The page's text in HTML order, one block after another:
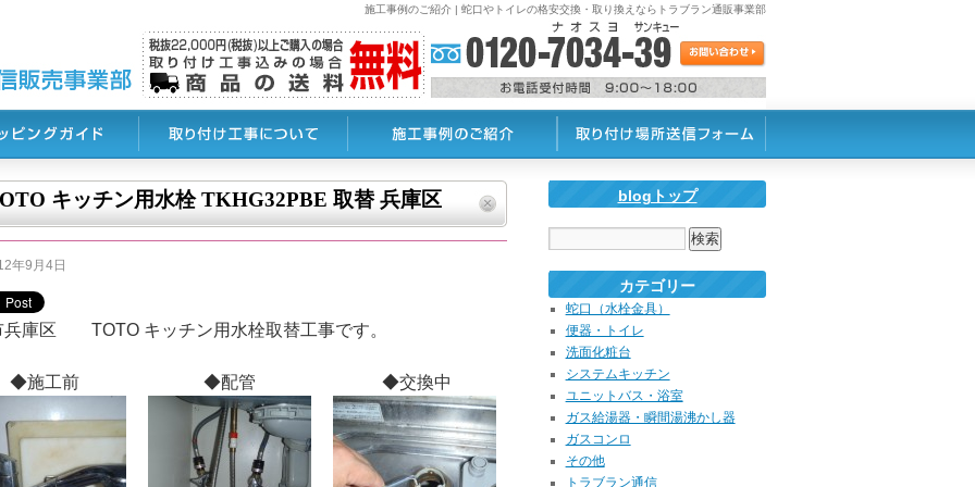
施工事例のご紹介 | 蛇口やトイレの格安交換・取り換えならトラブラン通販事業部
blogトップ
カテゴリー
蛇口（水栓金具）
便器・トイレ
洗面化粧台
システムキッチン
ユニットバス・浴室
ガス給湯器・瞬間湯沸かし器
ガスコンロ
その他
トラブラン通信
キッチン用水栓 TKHG32PBE 取替 兵庫区
年9月4日
兵庫区 TOTO キッチン用水栓取替工事です。
◆施工前 ◆配管 ◆交換中